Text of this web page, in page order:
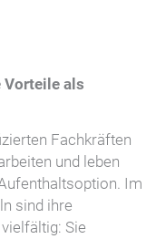
Vorteile als
Fachkräften
und leben
Im
sind ihre
Sie